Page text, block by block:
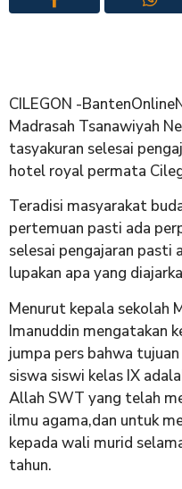
CILEGON -
Madrasah Tsanawiyah
tasyakuran selesai
hotel royal permata
Teradisi masyarakat
pertemuan pasti ada
selesai pengajaran pasti
lupakan apa yang
Menurut kepala sekolah
Imanuddin mengatakan
jumpa pers bahwa
siswa siswi kelas IX
Allah SWT yang telah
ilmu agama,dan untuk
kepada wali murid
tahun.